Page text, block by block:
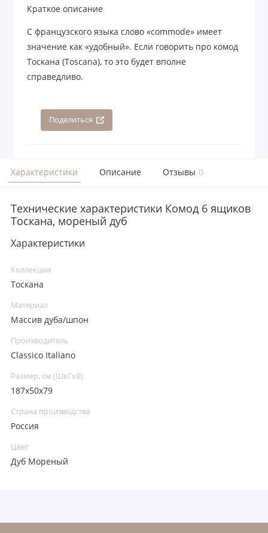
Краткое описание
С французского языка слово «commode» имеет
значение как «удобный». Если говорить про комод
Тоскана (Toscana), то это будет вполне
справедливо.
Поделиться
Характеристики Описание Отзывы 0
Технические характеристики Комод 6 ящиков
Тоскана, мореный дуб
Характеристики
Коллекция
Тоскана
Материал
Массив дуба/шпон
Производитель
Classico Italiano
Размер, см (ШхГхВ)
187х50х79
Страна производства
Россия
Цвет
Дуб Мореный